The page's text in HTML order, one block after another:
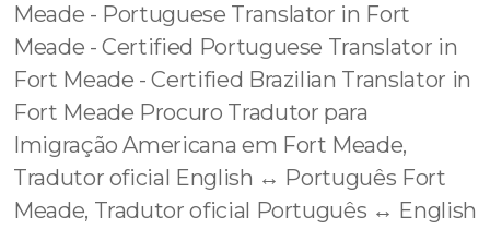
Meade - Portuguese Translator in Fort
Meade - Certified Portuguese Translator in
Fort Meade - Certified Brazilian Translator in
Fort Meade Procuro Tradutor para
Imigração Americana em Fort Meade,
Tradutor oficial English ↔️ Português Fort
Meade, Tradutor oficial Português ↔️ English